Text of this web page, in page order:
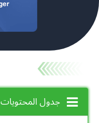
جدول المحتويات